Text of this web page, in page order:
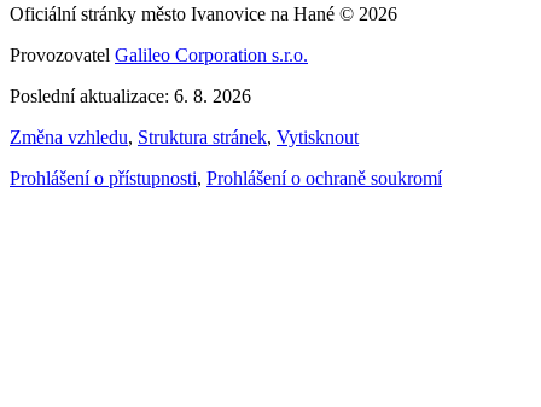
Oficiální stránky město Ivanovice na Hané © 2026
Provozovatel Galileo Corporation s.r.o.
Poslední aktualizace: 6. 8. 2026
Změna vzhledu, Struktura stránek, Vytisknout
Prohlášení o přístupnosti, Prohlášení o ochraně soukromí